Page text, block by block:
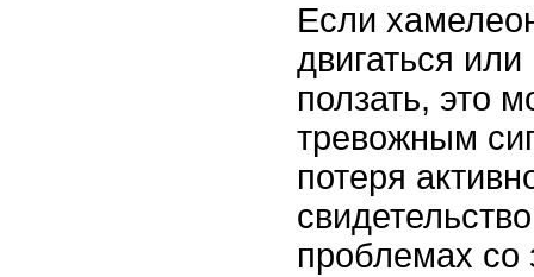
Если
двигаться
ползать, это
тревожным
потеря
проблемах со